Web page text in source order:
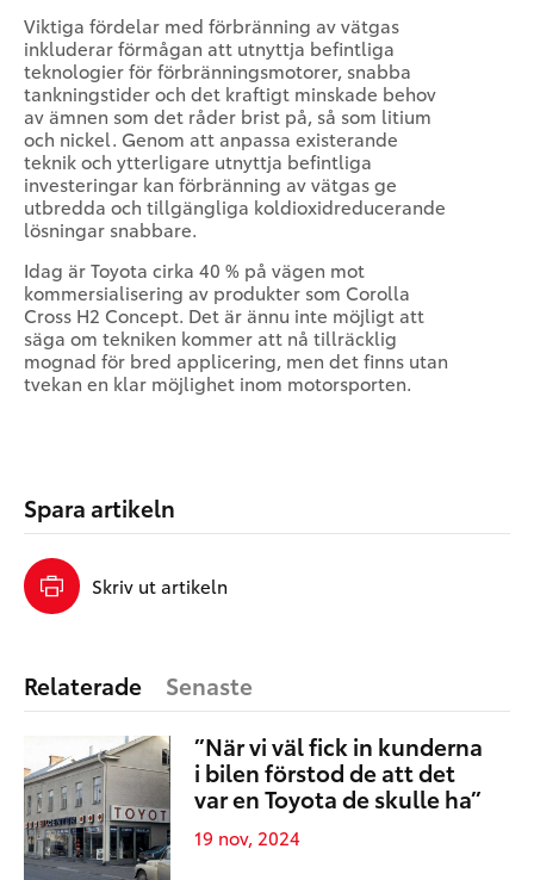
Viktiga fördelar med förbränning av vätgas
inkluderar förmågan att utnyttja befintliga
teknologier för förbränningsmotorer, snabba
tankningstider och det kraftigt minskade behov
av ämnen som det råder brist på, så som litium
och nickel. Genom att anpassa existerande
teknik och ytterligare utnyttja befintliga
investeringar kan förbränning av vätgas ge
utbredda och tillgängliga koldioxidreducerande
lösningar snabbare.
Idag är Toyota cirka 40 % på vägen mot
kommersialisering av produkter som Corolla
Cross H2 Concept. Det är ännu inte möjligt att
säga om tekniken kommer att nå tillräcklig
mognad för bred applicering, men det finns utan
tvekan en klar möjlighet inom motorsporten.
Spara artikeln
Skriv ut artikeln
Relaterade
Senaste
”När vi väl fick in kunderna
i bilen förstod de att det
var en Toyota de skulle ha”
19 nov, 2024